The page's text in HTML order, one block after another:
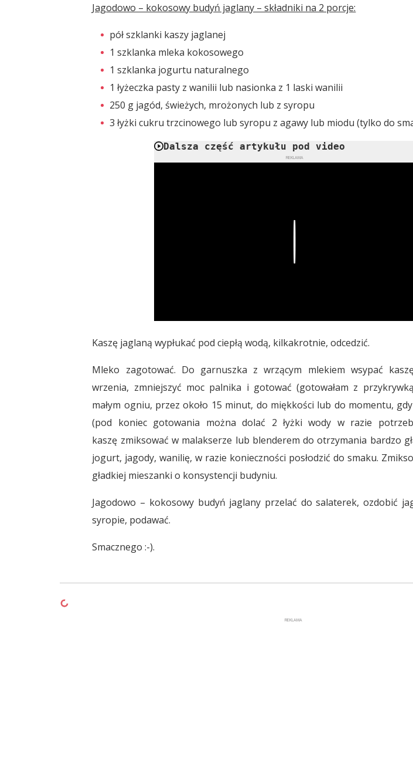
Jagodowo – kokosowy budyń jaglany – składniki na 2 porcje:
pół szklanki kaszy jaglanej
1 szklanka mleka kokosowego
1 szklanka jogurtu naturalnego
1 łyżeczka pasty z wanilii lub nasionka z 1 laski wanilii
250 g jagód, świeżych, mrożonych lub z syropu
3 łyżki cukru trzcinowego lub syropu z agawy lub miodu (tylko do
Dalsza część artykułu pod video
REKLAMA
Kaszę jaglaną wypłukać pod ciepłą wodą, kilkakrotnie, odcedzić.
Mleko zagotować. Do garnuszka z wrzącym mlekiem wsypać
wrzenia, zmniejszyć moc palnika i gotować (gotowałam z
małym ogniu, przez około 15 minut, do miękkości lub do momentu, gdy
(pod koniec gotowania można dolać 2 łyżki wody w razie
kaszę zmiksować w malakserze lub blenderem do otrzymania bardzo
jogurt, jagody, wanilię, w razie konieczności posłodzić do smaku.
gładkiej mieszanki o konsystencji budyniu.
Jagodowo – kokosowy budyń jaglany przelać do salaterek, ozdobić
syropie, podawać.
Smacznego :-).
REKLAMA